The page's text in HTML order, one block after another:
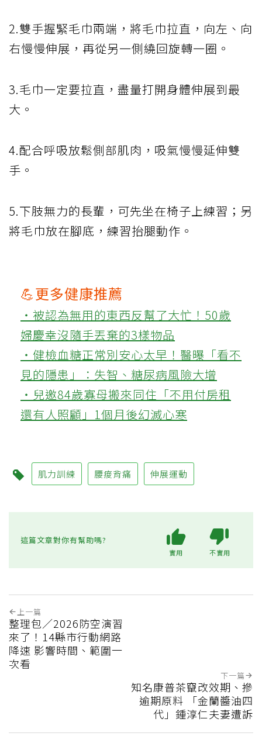
2.雙手握緊毛巾兩端，將毛巾拉直，向左、向
右慢慢伸展，再從另一側繞回旋轉一圈。
3.毛巾一定要拉直，盡量打開身體伸展到最
大。
4.配合呼吸放鬆側部肌肉，吸氣慢慢延伸雙
手。
5.下肢無力的長輩，可先坐在椅子上練習；另
將毛巾放在腳底，練習抬腿動作。
💪更多健康推薦
‧被認為無用的東西反幫了大忙！50歲
婦慶幸沒隨手丟棄的3樣物品
‧健檢血糖正常別安心太早！醫曝「看不
見的隱患」：失智、糖尿病風險大增
‧兒邀84歲寡母搬來同住「不用付房租
還有人照顧」1個月後幻滅心寒
肌力訓練 腰痠背痛 伸展運動
這篇文章對你有幫助嗎?
實用 不實用
上一篇
整理包／2026防空演習
來了！14縣市行動網路
降速 影響時間、範圍一
次看
下一篇
知名康普茶竄改效期、摻
逾期原料 「金蘭醬油四
代」鍾淳仁夫妻遭訴